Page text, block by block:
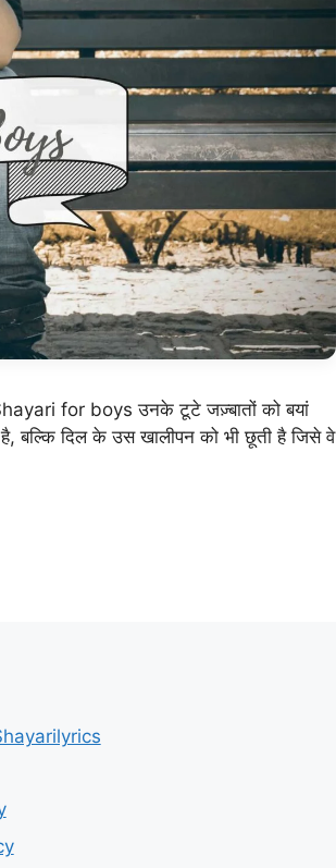
for boys उनके टूटे जज़्बातों को बयां
बल्कि दिल के उस खालीपन को भी छूती है जिसे वे